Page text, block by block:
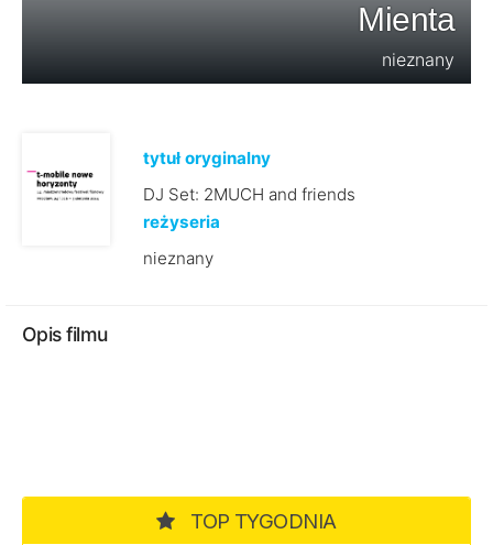
Mienta
nieznany
tytuł oryginalny
DJ Set: 2MUCH and friends
reżyseria
nieznany
Opis filmu
TOP TYGODNIA